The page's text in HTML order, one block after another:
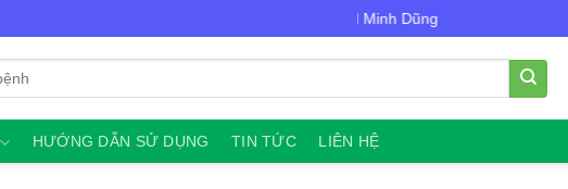
Chào mừng bạn đến với VTNN Minh Dũng
HƯỚNG DẪN SỬ DỤNG TIN TỨC LIÊN HỆ